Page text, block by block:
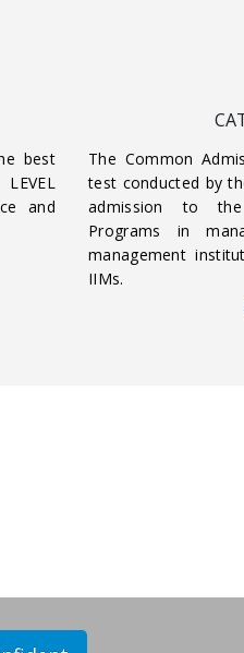
best
and
The Common
test conducted by
admission to
Programs in
management
IIMs.